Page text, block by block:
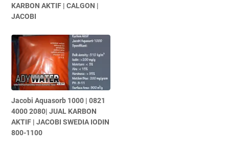
KARBON AKTIF | CALGON |
JACOBI
Jacobi Aquasorb 1000 | 0821
4000 2080| JUAL KARBON
AKTIF | JACOBI SWEDIA IODIN
800-1100